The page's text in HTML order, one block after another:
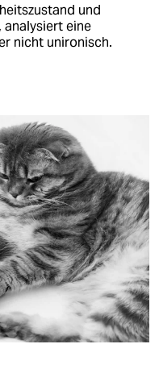
und
analysiert eine
nicht unironisch.